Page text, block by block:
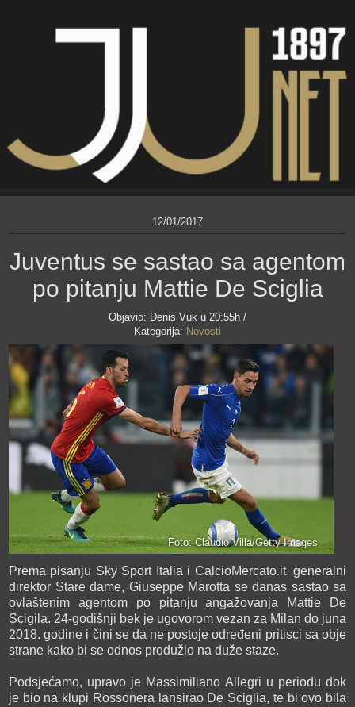
12/01/2017
Juventus se sastao sa agentom
po pitanju Mattie De Sciglia
Objavio: Denis Vuk u 20:55h /
Kategorija: Novosti
Foto: Claudio Villa/Getty Images
Prema pisanju Sky Sport Italia i CalcioMercato.it, generalni
direktor Stare dame, Giuseppe Marotta se danas sastao sa
ovlaštenim agentom po pitanju angažovanja Mattie De
Scigila. 24-godišnji bek je ugovorom vezan za Milan do juna
2018. godine i čini se da ne postoje određeni pritisci sa obje
strane kako bi se odnos produžio na duže staze.
Podsjećamo, upravo je Massimiliano Allegri u periodu dok
je bio na klupi Rossonera lansirao De Sciglia, te bi ovo bila